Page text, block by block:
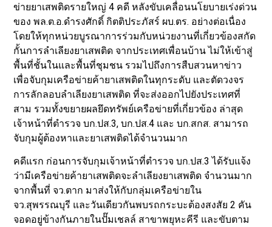
ข่ายยาเสพติดรายใหญ่ 4 คดี หลังขับเคลื่อนนโยบายเร่งด่วน
ของ พล.ต.อ.ดำรงศักดิ์ กิตติประภัสร์ ผบ.ตร. อย่างต่อเนื่อง
โดยให้ทุกหน่วยบูรณาการร่วมกับหน่วยงานที่เกี่ยวข้องสกัด
กั้นการลำเลียงยาเสพติด จากประเทศเพื่อนบ้าน ไม่ให้เข้าสู่
พื้นที่ชั้นในและพื้นที่ชุมชน รวมไปถึงการสืบสวนหาข่าว
เพื่อจับกุมเครือข่ายค้ายาเสพติดในทุกระดับ และตัดวงจร
การลักลอบลำเลียงยาเสพติด ที่จะส่งออกไปยังประเทศที่
สาม รวมทั้งขยายผลยึดทรัพย์เครือข่ายที่เกี่ยวข้อง ล่าสุด
เจ้าหน้าที่ตำรวจ บก.ปส.3, บก.ปส.4 และ บก.สกส. สามารถ
จับกุมผู้ต้องหาและยาเสพติดได้จำนวนมาก
คดีแรก ก่อนการจับกุมเจ้าหน้าที่ตำรวจ บก.ปส.3 ได้รับแจ้ง
ว่ามีเครือข่ายค้ายาเสพติดจะลำเลียงยาเสพติด จำนวนมาก
จากพื้นที่ จว.ตาก มาส่งให้กับกลุ่มเครือข่ายใน
จว.สุพรรณบุรี และวันเดียวกันพบรถกระบะต้องสงสัย 2 คัน
จอดอยู่ข้างกันภายในปั๊มเชลล์ สาขาพยุหะคีรี และขับตาม